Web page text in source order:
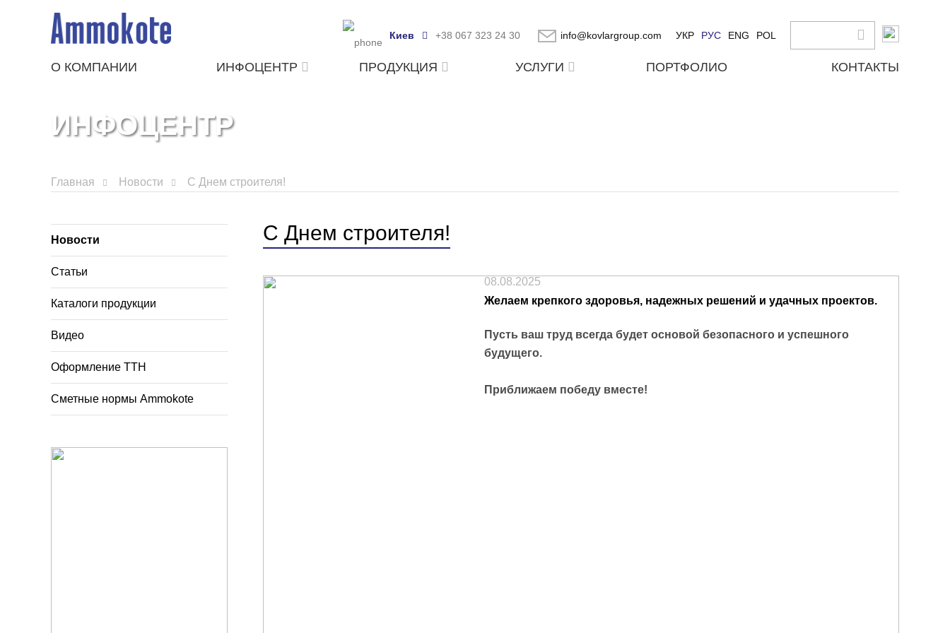
Киев +38 067 323 24 30 info@kovlargroup.com УКР РУС ENG POL
О КОМПАНИИ ИНФОЦЕНТР ПРОДУКЦИЯ УСЛУГИ ПОРТФОЛИО КОНТАКТЫ
ИНФОЦЕНТР
Главная Новости С Днем строителя!
Новости
Статьи
Каталоги продукции
Видео
Оформление ТТН
Сметные нормы Ammokote
С Днем строителя!
08.08.2025
Желаем крепкого здоровья, надежных решений и удачных проектов.
Пусть ваш труд всегда будет основой безопасного и успешного
будущего.
Приближаем победу вместе!